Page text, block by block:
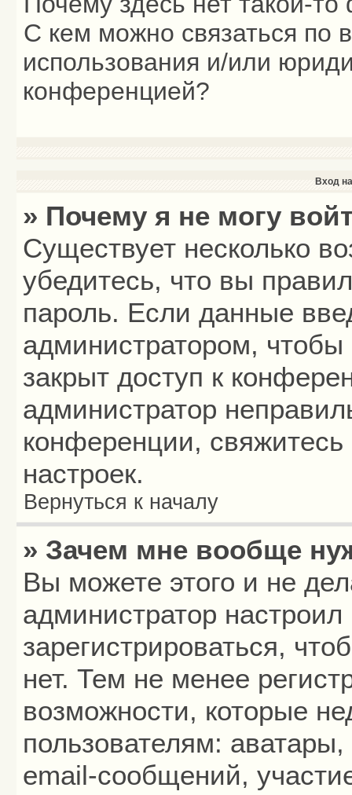
С кем можно связаться по
использования и/или
конференцией?
Вход
» Почему я не могу
Существует несколько
убедитесь, что вы
пароль. Если данные
администратором,
закрыт доступ к
администратор
конференции,
настроек.
Вернуться к началу
» Зачем мне вообще
Вы можете этого и не
администратор
зарегистрироваться,
нет. Тем не менее
возможности, которые
пользователям:
email-сообщений,